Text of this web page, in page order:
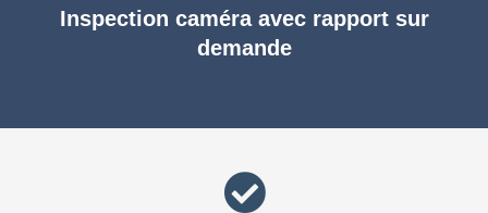
Inspection caméra avec rapport sur
demande